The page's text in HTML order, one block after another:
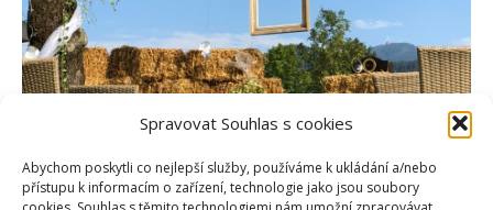
Spravovat Souhlas s cookies
Abychom poskytli co nejlepší služby, používáme k ukládání a/nebo
přístupu k informacím o zařízení, technologie jako jsou soubory